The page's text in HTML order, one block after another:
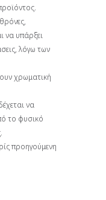
να υπάρξει
λόγω των
χρωματική
να
το φυσικό
προηγούμενη